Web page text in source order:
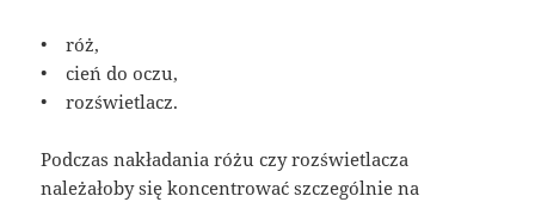
• róż,
• cień do oczu,
• rozświetlacz.
Podczas nakładania różu czy rozświetlacza
należałoby się koncentrować szczególnie na